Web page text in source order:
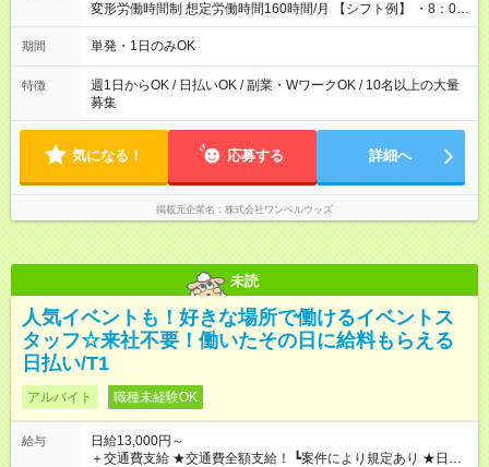
変形労働時間制 想定労働時間160時間/月 【シフト例】 ・8：00
～21：00
期間 単発・1日のみOK
特徴
週1日からOK / 日払いOK / 副業・WワークOK / 10名以上の大量
募集
気になる！ 応募する 詳細へ
掲載元企業名 株式会社ワンベルウッズ
未読
人気イベントも！好きな場所で働けるイベントス
タッフ☆来社不要！働いたその日に給料もらえる
日払い/T1
アルバイト 職種未経験OK
給与
日給13,000円～
＋交通費支給 ★交通費全額支給！ ┗案件により規定あり ★日払